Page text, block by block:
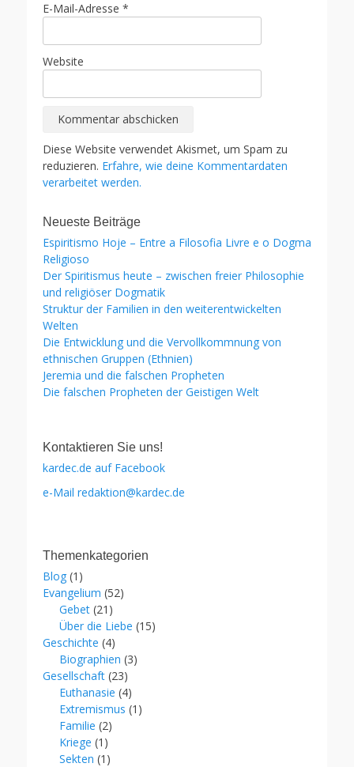
E-Mail-Adresse *
Website
Diese Website verwendet Akismet, um Spam zu
reduzieren. Erfahre, wie deine Kommentardaten
verarbeitet werden.
Neueste Beiträge
Espiritismo Hoje – Entre a Filosofia Livre e o Dogma
Religioso
Der Spiritismus heute – zwischen freier Philosophie
und religiöser Dogmatik
Struktur der Familien in den weiterentwickelten
Welten
Die Entwicklung und die Vervollkommnung von
ethnischen Gruppen (Ethnien)
Jeremia und die falschen Propheten
Die falschen Propheten der Geistigen Welt
Kontaktieren Sie uns!
kardec.de auf Facebook
e-Mail redaktion@kardec.de
Themenkategorien
Blog (1)
Evangelium (52)
Gebet (21)
Über die Liebe (15)
Geschichte (4)
Biographien (3)
Gesellschaft (23)
Euthanasie (4)
Extremismus (1)
Familie (2)
Kriege (1)
Sekten (1)